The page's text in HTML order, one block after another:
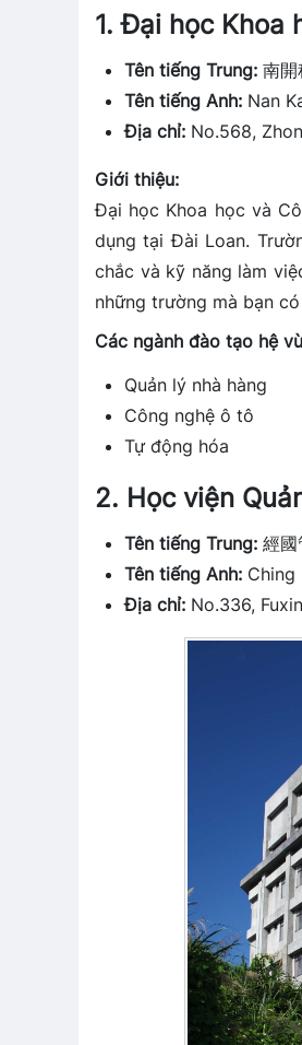
1. Đại học Khoa
Tên tiếng Trung: 南開
Tên tiếng Anh: Nan
Địa chỉ: No.568,
Giới thiệu:
Đại học Khoa học và
dụng tại Đài Loan.
chắc và kỹ năng làm
những trường mà bạn
Các ngành đào tạo hệ
Quản lý nhà hàng
Công nghệ ô tô
Tự động hóa
2. Học viện
Tên tiếng Trung: 經國
Tên tiếng Anh: Ching
Địa chỉ: No.336,